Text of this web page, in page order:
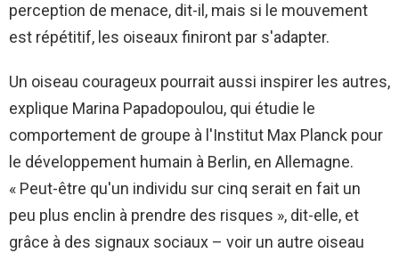
perception de menace, dit-il, mais si le mouvement
est répétitif, les oiseaux finiront par s'adapter.
Un oiseau courageux pourrait aussi inspirer les autres,
explique Marina Papadopoulou, qui étudie le
comportement de groupe à l'Institut Max Planck pour
le développement humain à Berlin, en Allemagne.
« Peut-être qu'un individu sur cinq serait en fait un
peu plus enclin à prendre des risques », dit-elle, et
grâce à des signaux sociaux – voir un autre oiseau